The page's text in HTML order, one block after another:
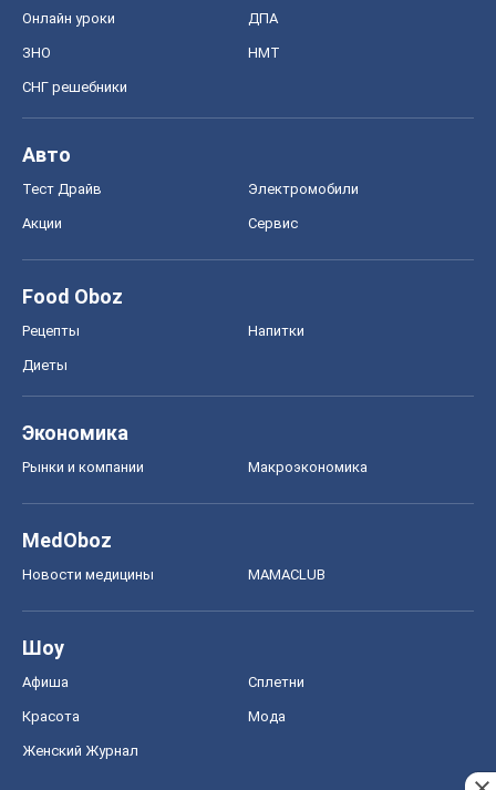
Онлайн уроки ДПА
ЗНО НМТ
СНГ решебники
Авто
Тест Драйв Электромобили
Акции Сервис
Food Oboz
Рецепты Напитки
Диеты
Экономика
Рынки и компании Mакроэкономика
MedOboz
Новости медицины MAMACLUB
Шоу
Афиша Сплетни
Красота Мода
Женский Журнал